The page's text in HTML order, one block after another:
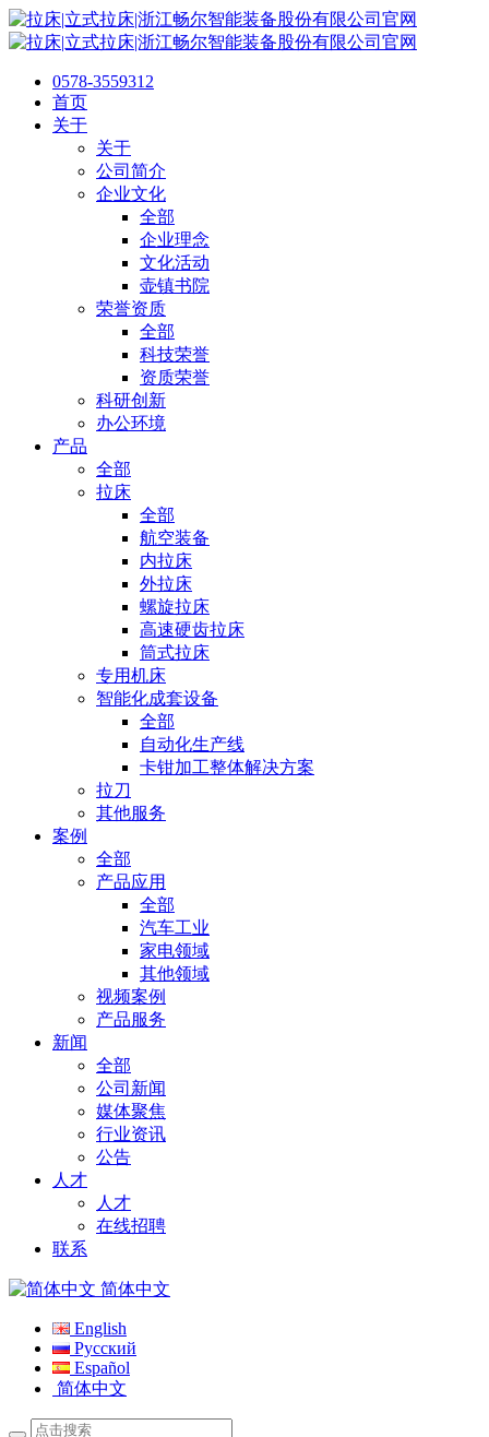
0578-3559312
首页
关于
关于
公司简介
企业文化
全部
企业理念
文化活动
壶镇书院
荣誉资质
全部
科技荣誉
资质荣誉
科研创新
办公环境
产品
全部
拉床
全部
航空装备
内拉床
外拉床
螺旋拉床
高速硬齿拉床
筒式拉床
专用机床
智能化成套设备
全部
自动化生产线
卡钳加工整体解决方案
拉刀
其他服务
案例
全部
产品应用
全部
汽车工业
家电领域
其他领域
视频案例
产品服务
新闻
全部
公司新闻
媒体聚焦
行业资讯
公告
人才
人才
在线招聘
联系
简体中文
English
Русский
Español
简体中文